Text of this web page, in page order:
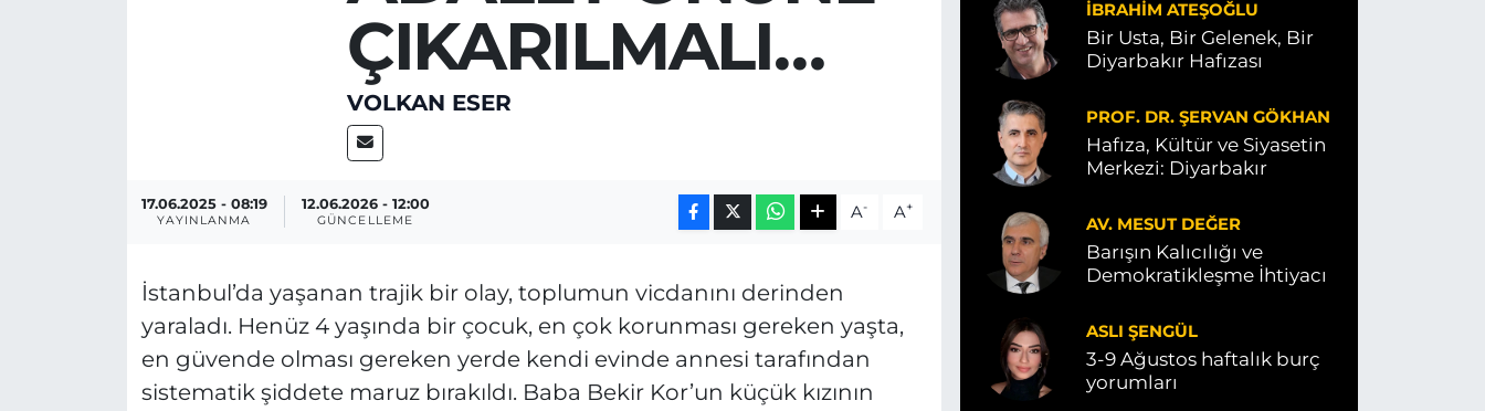
ÇIKARILMALI…
VOLKAN ESER
17.06.2025 - 08:19
YAYINLANMA
12.06.2026 - 12:00
GÜNCELLEME A- A+
İstanbul’da yaşanan trajik bir olay, toplumun vicdanını derinden
yaraladı. Henüz 4 yaşında bir çocuk, en çok korunması gereken yaşta,
en güvende olması gereken yerde kendi evinde annesi tarafından
sistematik şiddete maruz bırakıldı. Baba Bekir Kor’un küçük kızının
İBRAHIM ATEŞOĞLU
Bir Usta, Bir Gelenek, Bir
Diyarbakır Hafızası
PROF. DR. ŞERVAN GÖKHAN
Hafıza, Kültür ve Siyasetin
Merkezi: Diyarbakır
AV. MESUT DEĞER
Barışın Kalıcılığı ve
Demokratikleşme İhtiyacı
ASLI ŞENGÜL
3-9 Ağustos haftalık burç
yorumları